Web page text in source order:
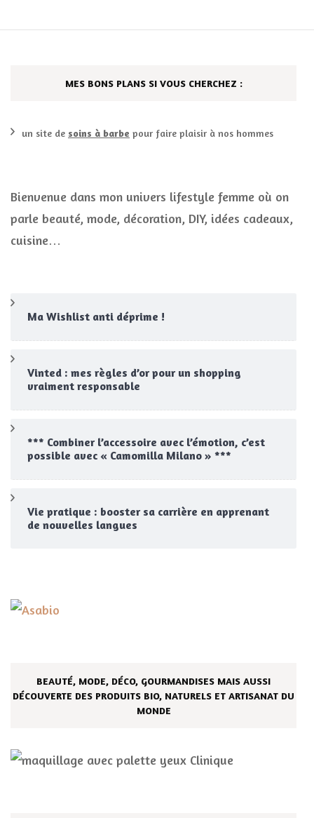
MES BONS PLANS SI VOUS CHERCHEZ :
un site de soins à barbe pour faire plaisir à nos hommes
Bienvenue dans mon univers lifestyle femme où on
parle beauté, mode, décoration, DIY, idées cadeaux,
cuisine…
Ma Wishlist anti déprime !
Vinted : mes règles d’or pour un shopping
vraiment responsable
*** Combiner l’accessoire avec l’émotion, c’est
possible avec « Camomilla Milano » ***
Vie pratique : booster sa carrière en apprenant
de nouvelles langues
BEAUTÉ, MODE, DÉCO, GOURMANDISES MAIS AUSSI
DÉCOUVERTE DES PRODUITS BIO, NATURELS ET ARTISANAT DU
MONDE